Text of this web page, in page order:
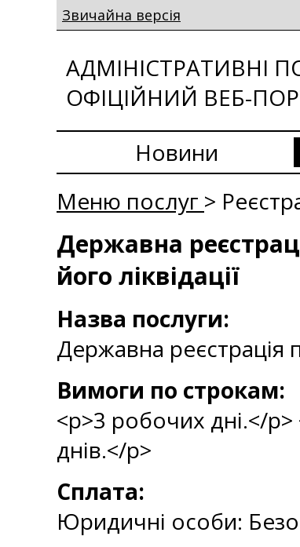
Звичайна версія
АДМІНІСТРАТИВНІ
ОФІЦІЙНИЙ ВЕБ-
Новини
Меню послуг >
Державна
його ліквідації
Назва послуги:
Державна реєстрація
Вимоги по строкам:
<p>3 робочих дні.</
днів.</p>
Сплата:
Юридичні особи: